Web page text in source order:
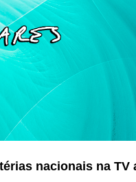
nacionais na TV